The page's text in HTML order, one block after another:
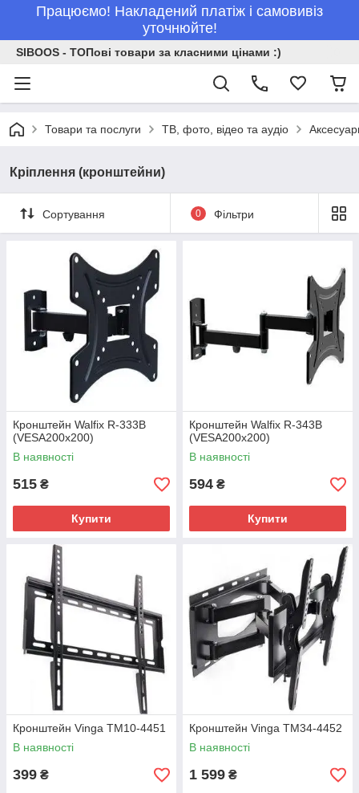
Працюємо! Накладений платіж і самовивіз
уточнюйте!
SIBOOS - ТОПові товари за класними цінами :)
Товари та послуги ТВ, фото, відео та аудіо
Кріплення (кронштейни)
Сортування 0 Фільтри
Кронштейн Walfix R-333B
(VESA200х200)
В наявності
515 ₴
Купити
Кронштейн Walfix R-343B
(VESA200х200)
В наявності
594 ₴
Купити
Кронштейн Vinga TM10-4451
В наявності
399 ₴
Кронштейн Vinga TM34-4452
В наявності
1 599 ₴